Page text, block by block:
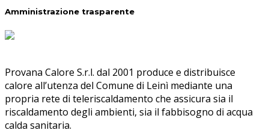
Amministrazione trasparente
Provana Calore S.r.l. dal 2001 produce e distribuisce
calore all’utenza del Comune di Leinì mediante una
propria rete di teleriscaldamento che assicura sia il
riscaldamento degli ambienti, sia il fabbisogno di acqua
calda sanitaria.